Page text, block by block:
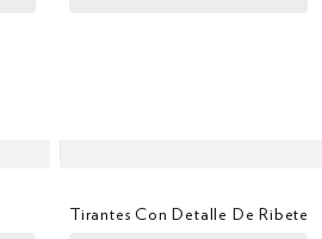
Tirantes Con Detalle De Ribete